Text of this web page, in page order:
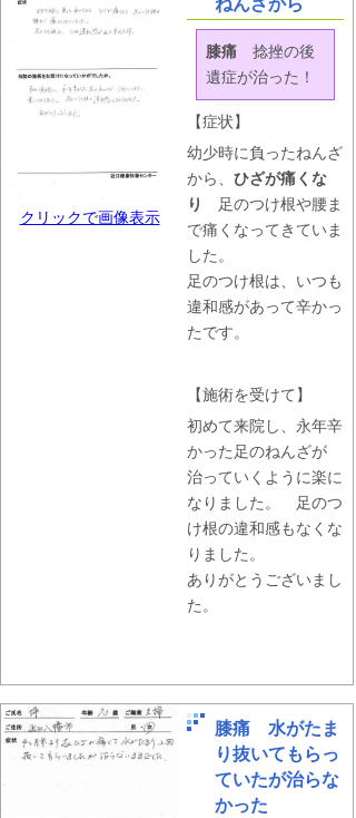
クリックで画像表示
ねんざから
膝痛 捻挫の後
遺症が治った！
【症状】
幼少時に負ったねんざ
から、 ひざが痛くな
り 足のつけ根や腰ま
で痛くなってきていま
した。
足のつけ根は、いつも
違和感があって辛かっ
たです。
【施術を受けて】
初めて来院し、永年辛
かった足のねんざが
治っていくように楽に
なりました。 足のつ
け根の違和感もなくな
りました。
ありがとうございまし
た。
膝痛 水がたま
り抜いてもらっ
ていたが治らな
かった